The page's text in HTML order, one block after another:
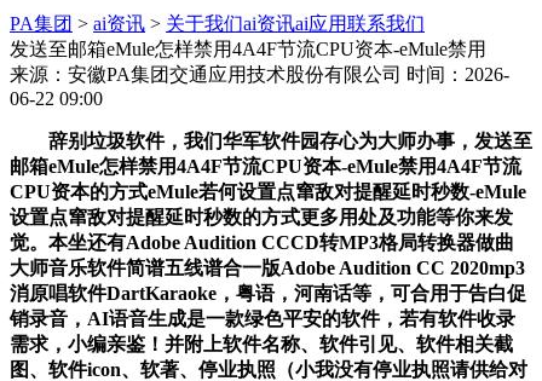
PA集团 > ai资讯 > 关于我们ai资讯ai应用联系我们
发送至邮箱eMule怎样禁用4A4F节流CPU资本-eMule禁用
来源：安徽PA集团交通应用技术股份有限公司 时间：2026-
06-22 09:00
辞别垃圾软件，我们华军软件园存心为大师办事，发送至
邮箱eMule怎样禁用4A4F节流CPU资本-eMule禁用4A4F节流
CPU资本的方式eMule若何设置点窜敌对提醒延时秒数-eMule
设置点窜敌对提醒延时秒数的方式更多用处及功能等你来发
觉。本坐还有Adobe Audition CCCD转MP3格局转换器做曲
大师音乐软件简谱五线谱合一版Adobe Audition CC 2020mp3
消原唱软件DartKaraoke，粤语，河南话等，可合用于告白促
销录音，AI语音生成是一款绿色平安的软件，若有软件收录
需求，小编亲鉴！并附上软件名称、软件引见、软件相关截
图、软件icon、软著、停业执照（小我没有停业执照请供给对